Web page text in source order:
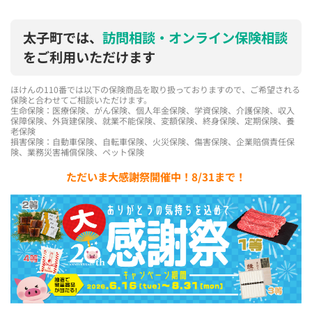
太子町では、訪問相談・オンライン保険相談
をご利用いただけます
ほけんの110番では以下の保険商品を取り扱っておりますので、ご希望される
保険と合わせてご相談いただけます。
生命保険：医療保険、がん保険、個人年金保険、学資保険、介護保険、収入
保障保険、外貨建保険、就業不能保険、変額保険、終身保険、定期保険、養
老保険
損害保険：自動車保険、自転車保険、火災保険、傷害保険、企業賠償責任保
険、業務災害補償保険、ペット保険
ただいま大感謝祭開催中！8/31まで！